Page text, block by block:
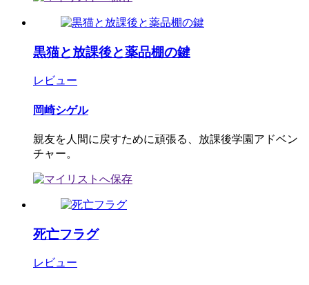
黒猫と放課後と薬品棚の鍵
レビュー
岡崎シゲル
親友を人間に戻すために頑張る、放課後学園アドベン
チャー。
死亡フラグ
レビュー